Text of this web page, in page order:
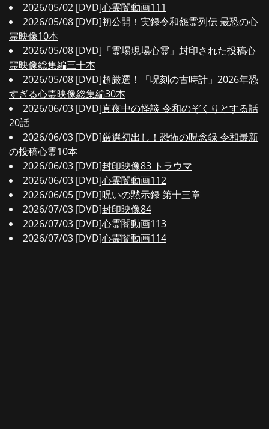
2026/05/02 [DVD]心霊闇動画111
2026/05/08 [DVD]初公開！実録令和怨霊列伝 最恐の心
霊映像10本
2026/05/08 [DVD] 「霊場現場心霊」封印された投稿心
霊映像総集編三十本
2026/05/08 [DVD]超厳選！「呪刻の古時計」2026年恐
すぎる心霊映像総集編30本
2026/06/03 [DVD]真夜中の怪談 令和のぞくりとする話
20話
2026/06/03 [DVD]厳選初出し！恐怖の呪念録 令和最新
の投稿心霊10本
2026/06/03 [DVD]封印映像83 トラウマ
2026/06/03 [DVD]心霊闇動画112
2026/06/05 [DVD]呪いの黙示録 第十三章
2026/07/03 [DVD]封印映像84
2026/07/03 [DVD]心霊闇動画113
2026/07/03 [DVD]心霊闇動画114